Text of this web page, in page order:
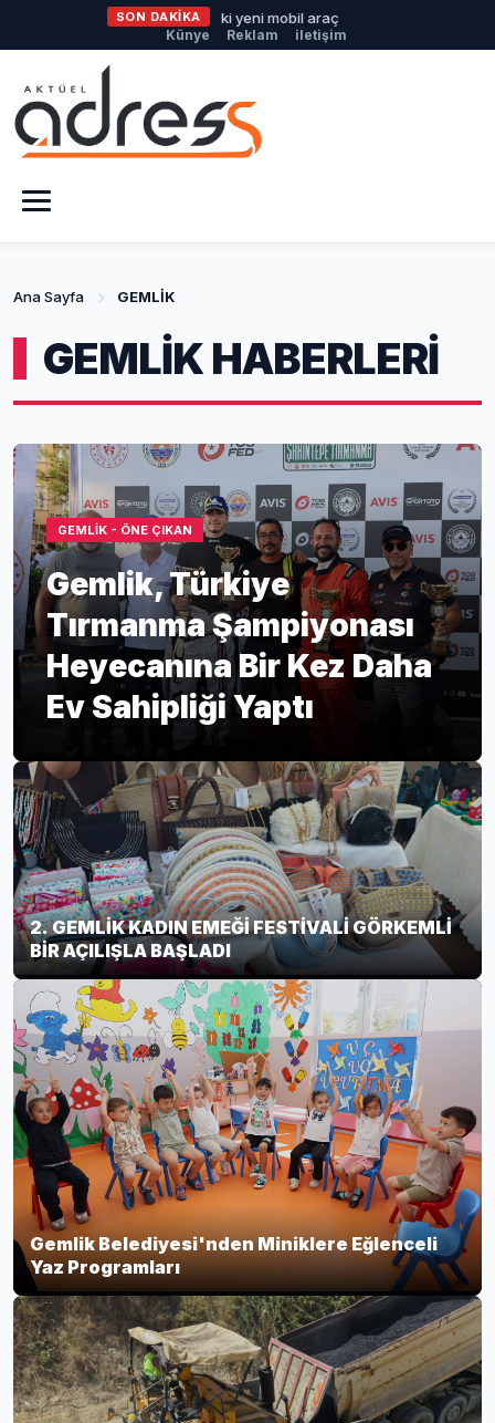
SON DAKİKA
afetlere hazır iki yeni mobil araç İlklerin festivalinde
Künye Reklam iletişim
Ana Sayfa GEMLİK
GEMLİK HABERLERİ
GEMLİK - ÖNE ÇIKAN
Gemlik, Türkiye
Tırmanma Şampiyonası
Heyecanına Bir Kez Daha
Ev Sahipliği Yaptı
2. GEMLİK KADIN EMEĞİ FESTİVALİ GÖRKEMLİ
BİR AÇILIŞLA BAŞLADI
Gemlik Belediyesi'nden Miniklere Eğlenceli
Yaz Programları